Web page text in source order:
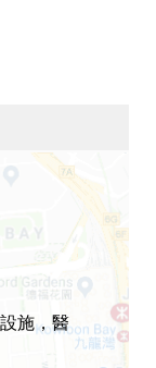
施，醫